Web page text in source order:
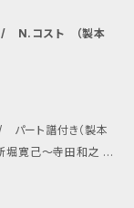
/ N.コスト （製本
パート譜付き（製本
堀寛己〜寺田和之 編